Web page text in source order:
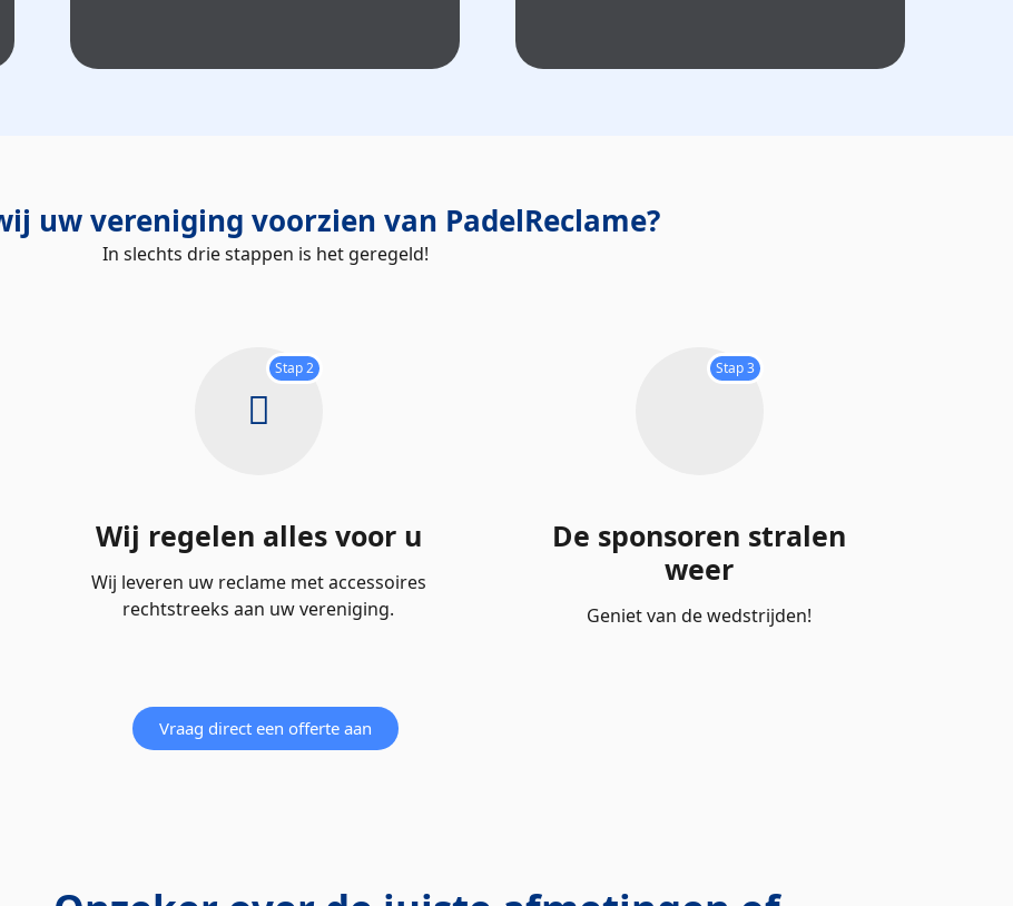
uw vereniging voorzien van PadelReclame?
In slechts drie stappen is het geregeld!
Stap 2
Wij regelen alles voor u
Wij leveren uw reclame met accessoires
rechtstreeks aan uw vereniging.
Stap 3
De sponsoren stralen
weer
Geniet van de wedstrijden!
Vraag direct een offerte aan